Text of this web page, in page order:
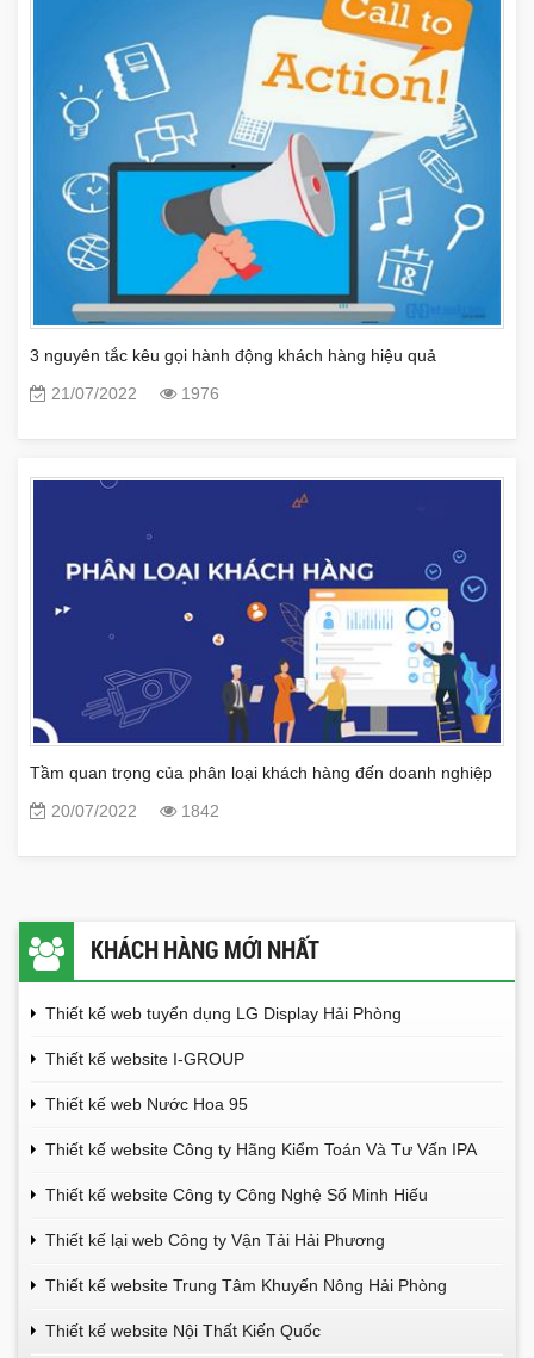
3 nguyên tắc kêu gọi hành động khách hàng hiệu quả
21/07/2022
1976
Tầm quan trọng của phân loại khách hàng đến doanh nghiệp
20/07/2022
1842
KHÁCH HÀNG MỚI NHẤT
Thiết kế web tuyển dụng LG Display Hải Phòng
Thiết kế website I-GROUP
Thiết kế web Nước Hoa 95
Thiết kế website Công ty Hãng Kiểm Toán Và Tư Vấn IPA
Thiết kế website Công ty Công Nghệ Số Minh Hiếu
Thiết kế lại web Công ty Vận Tải Hải Phương
Thiết kế website Trung Tâm Khuyến Nông Hải Phòng
Thiết kế website Nội Thất Kiến Quốc